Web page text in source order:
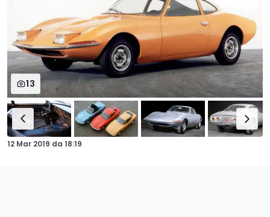
13
12 Mar 2019 da 18:19